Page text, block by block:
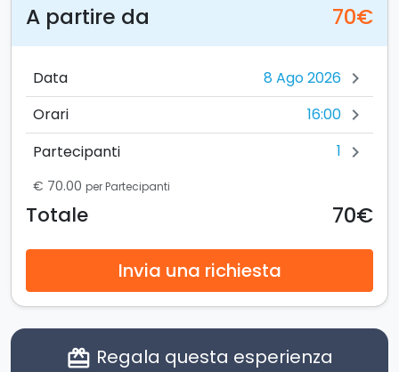
A partire da 70€
Data chevron_right
Orari 16:00 chevron_right
Partecipanti 1 chevron_right
€ 70.00 per Partecipanti
Totale 70€
Invia una richiesta
card_giftcard Regala questa esperienza